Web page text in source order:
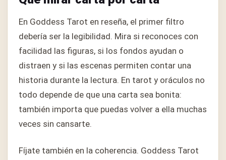
En Goddess Tarot en reseña, el primer filtro
debería ser la legibilidad. Mira si reconoces con
facilidad las figuras, si los fondos ayudan o
distraen y si las escenas permiten contar una
historia durante la lectura. En tarot y oráculos no
todo depende de que una carta sea bonita:
también importa que puedas volver a ella muchas
veces sin cansarte.
Fíjate también en la coherencia. Goddess Tarot